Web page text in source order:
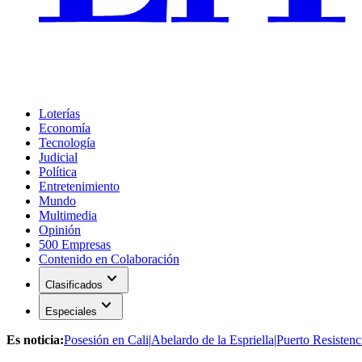
Loterías
Economía
Tecnología
Judicial
Política
Entretenimiento
Mundo
Multimedia
Opinión
500 Empresas
Contenido en Colaboración
Clasificados expand_more
Especiales expand_more
Es noticia:Posesión en Cali|Abelardo de la Espriella|Puerto